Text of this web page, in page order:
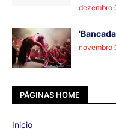
dezembro
novembro
PÁGINAS HOME
Inicio